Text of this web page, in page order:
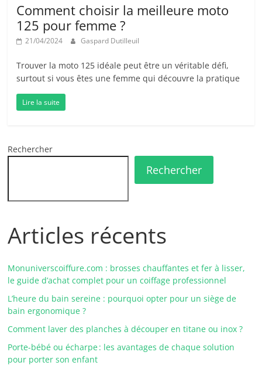
Comment choisir la meilleure moto
125 pour femme ?
21/04/2024 Gaspard Dutilleuil
Trouver la moto 125 idéale peut être un véritable défi,
surtout si vous êtes une femme qui découvre la pratique
Lire la suite
Rechercher
Rechercher
Articles récents
Monuniverscoiffure.com : brosses chauffantes et fer à lisser,
le guide d’achat complet pour un coiffage professionnel
L’heure du bain sereine : pourquoi opter pour un siège de
bain ergonomique ?
Comment laver des planches à découper en titane ou inox ?
Porte-bébé ou écharpe : les avantages de chaque solution
pour porter son enfant